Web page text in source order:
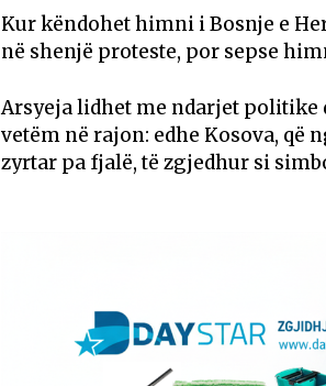
Kur këndohet himni i Bosnje e
në shenjë proteste, por sepse
Arsyeja lidhet me ndarjet politike
vetëm në rajon: edhe Kosova, që
zyrtar pa fjalë, të zgjedhur si